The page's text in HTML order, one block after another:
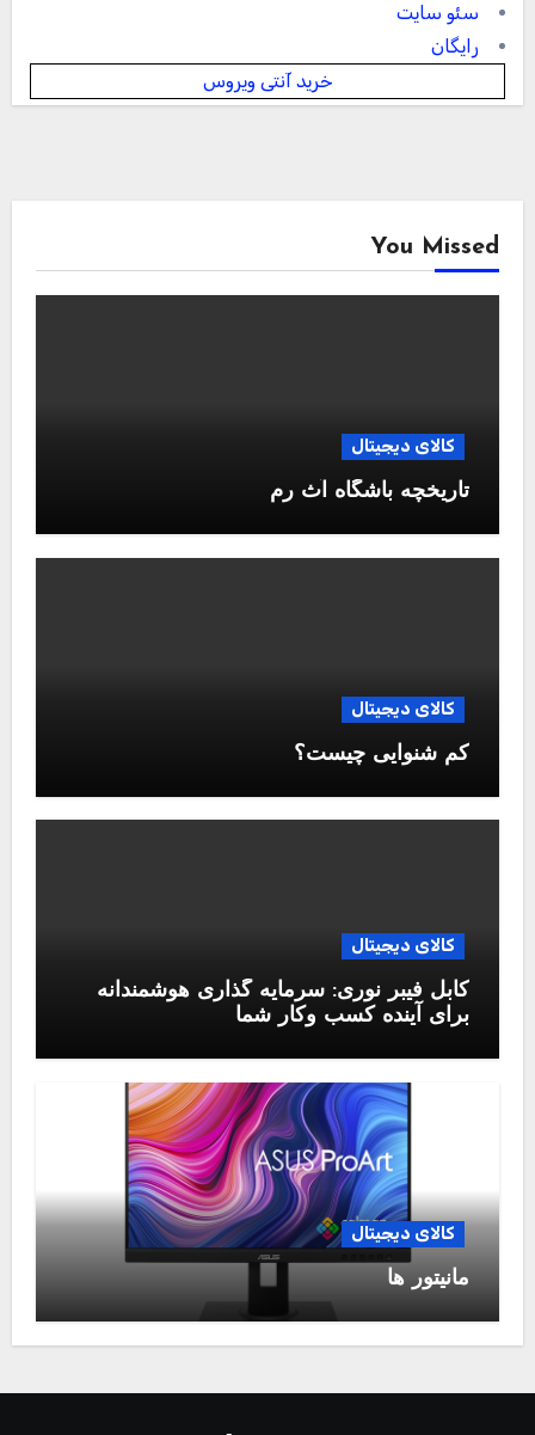
سئو سایت
رایگان
خرید آنتی ویروس
You Missed
کالای دیجیتال
تاریخچه باشگاه آث رم
کالای دیجیتال
کم شنوایی چیست؟
کالای دیجیتال
کابل فیبر نوری: سرمایه گذاری هوشمندانه
برای آینده کسب وکار شما
کالای دیجیتال
مانیتور ها